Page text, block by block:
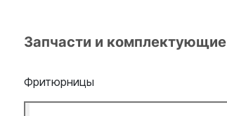
Запчасти и комплектующие
Фритюрницы